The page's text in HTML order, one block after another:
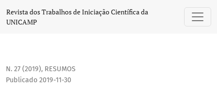
Jogo bonito ou feio: o que é e como podemos quantificar?
Revista dos Trabalhos de Iniciação Científica da
UNICAMP
N. 27 (2019), RESUMOS
Publicado 2019-11-30